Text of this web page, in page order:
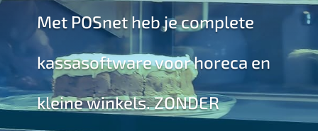
Met POSnet heb je complete
kassasoftware voor horeca en
kleine winkels. ZONDER